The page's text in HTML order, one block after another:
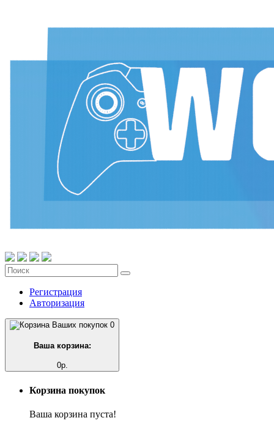
Регистрация
Авторизация
0
Ваша корзина:
0р.
Корзина покупок
Ваша корзина пуста!